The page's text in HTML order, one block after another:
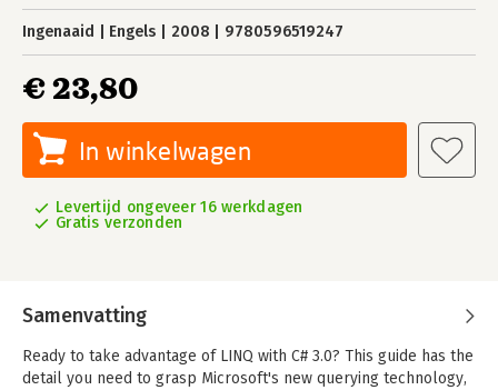
Ingenaaid Engels 2008 9780596519247
€ 23,80
In winkelwagen
Levertijd ongeveer 16 werkdagen
Gratis verzonden
Samenvatting
Ready to take advantage of LINQ with C# 3.0? This guide has the
detail you need to grasp Microsoft's new querying technology,